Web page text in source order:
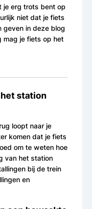
je erg trots bent op
niet dat je fiets
geven in deze blog
mag je fiets op het
het station
loopt naar je
komen dat je fiets
om te weten hoe
van het station
bij de trein
en